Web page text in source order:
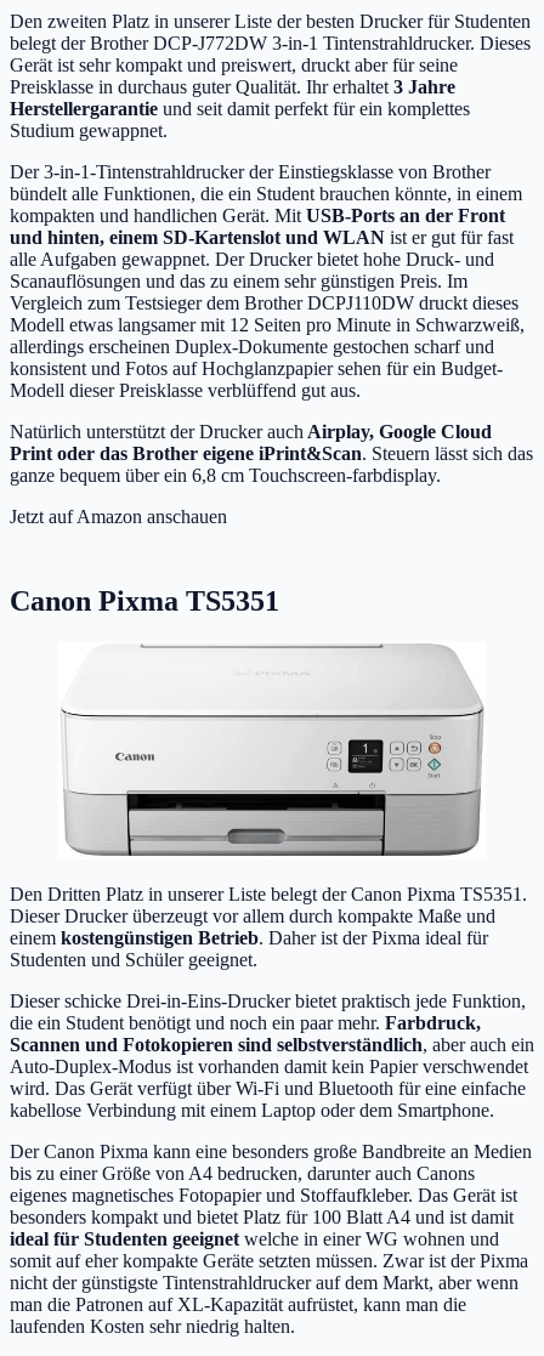
Den zweiten Platz in unserer Liste der besten Drucker für Studenten
belegt der Brother DCP-J772DW 3-in-1 Tintenstrahldrucker. Dieses
Gerät ist sehr kompakt und preiswert, druckt aber für seine
Preisklasse in durchaus guter Qualität. Ihr erhaltet3 Jahre
Herstellergarantie und seit damit perfekt für ein komplettes
Studium gewappnet.
Der 3-in-1-Tintenstrahldrucker der Einstiegsklasse von Brother
bündelt alle Funktionen, die ein Student brauchen könnte, in einem
kompakten und handlichen Gerät. MitUSB-Ports an der Front
und hinten, einem SD-Kartenslot und WLAN ist er gut für fast
alle Aufgaben gewappnet. Der Drucker bietet hohe Druck- und
Scanauflösungen und das zu einem sehr günstigen Preis. Im
Vergleich zum Testsieger dem Brother DCPJ110DW druckt dieses
Modell etwas langsamer mit 12 Seiten pro Minute in Schwarzweiß,
allerdings erscheinen Duplex-Dokumente gestochen scharf und
konsistent und Fotos auf Hochglanzpapier sehen für ein Budget-
Modell dieser Preisklasse verblüffend gut aus.
Natürlich unterstützt der Drucker auchAirplay, Google Cloud
Print oder das Brother eigene iPrint&Scan. Steuern lässt sich das
ganze bequem über ein 6,8 cm Touchscreen-farbdisplay.
Jetzt auf Amazon anschauen
Canon Pixma TS5351
Den Dritten Platz in unserer Liste belegt der Canon Pixma TS5351.
Dieser Drucker überzeugt vor allem durch kompakte Maße und
einem kostengünstigen Betrieb. Daher ist der Pixma ideal für
Studenten und Schüler geeignet.
Dieser schicke Drei-in-Eins-Drucker bietet praktisch jede Funktion,
die ein Student benötigt und noch ein paar mehr. Farbdruck,
Scannen und Fotokopieren sind selbstverständlich, aber auch ein
Auto-Duplex-Modus ist vorhanden damit kein Papier verschwendet
wird. Das Gerät verfügt über Wi-Fi und Bluetooth für eine einfache
kabellose Verbindung mit einem Laptop oder dem Smartphone.
Der Canon Pixma kann eine besonders große Bandbreite an Medien
bis zu einer Größe von A4 bedrucken, darunter auch Canons
eigenes magnetisches Fotopapier und Stoffaufkleber. Das Gerät ist
besonders kompakt und bietet Platz für 100 Blatt A4 und ist damit
ideal für Studenten geeignet welche in einer WG wohnen und
somit auf eher kompakte Geräte setzten müssen. Zwar ist der Pixma
nicht der günstigste Tintenstrahldrucker auf dem Markt, aber wenn
man die Patronen auf XL-Kapazität aufrüstet, kann man die
laufenden Kosten sehr niedrig halten.